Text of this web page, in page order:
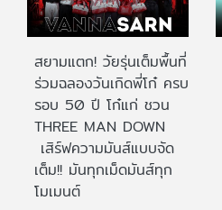
สยามแตก! วัยรุ่นเต็มพื้นที่
ร่วมฉลองวันเกิดพี่โก๋ ครบ
รอบ 50 ปี โก๋แก่ ชวน
THREE MAN DOWN
เสิร์ฟความมันส์แบบจัด
เต็ม!! มันทุกเม็ดมันส์ทุก
โมเมนต์